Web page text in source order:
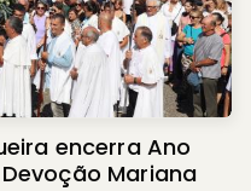
encerra Ano
Mariana